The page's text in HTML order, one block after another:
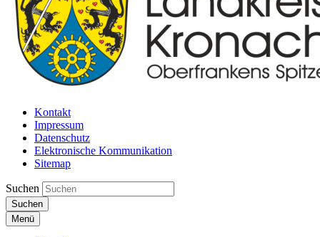
Kontakt
Impressum
Datenschutz
Elektronische Kommunikation
Sitemap
Suchen
Suchen
Menü